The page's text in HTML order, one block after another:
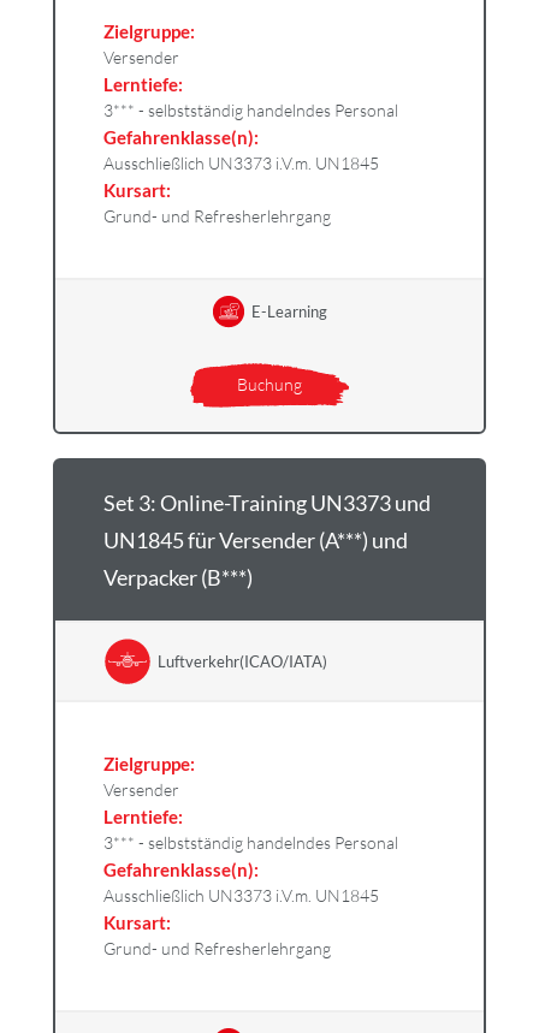
Zielgruppe:
Versender
Lerntiefe:
3*** - selbstständig handelndes Personal
Gefahrenklasse(n):
Ausschließlich UN3373 i.V.m. UN1845
Kursart:
Grund- und Refresherlehrgang
Buchung
E-Learning
Set 3: Online-Training UN3373 und
UN1845 für Versender (A***) und
Verpacker (B***)
Luftverkehr(ICAO/IATA)
Zielgruppe:
Versender
Lerntiefe:
3*** - selbstständig handelndes Personal
Gefahrenklasse(n):
Ausschließlich UN3373 i.V.m. UN1845
Kursart:
Grund- und Refresherlehrgang